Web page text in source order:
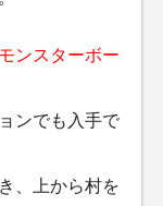
ンスターボー
ンでも入手で
、上から村を